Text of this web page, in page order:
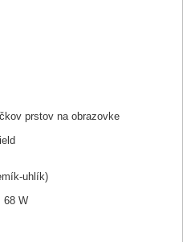
prstov na obrazovke
uhlík)
68 W